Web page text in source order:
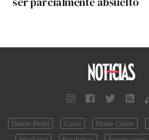
Diario Perfil Caras Marie Claire